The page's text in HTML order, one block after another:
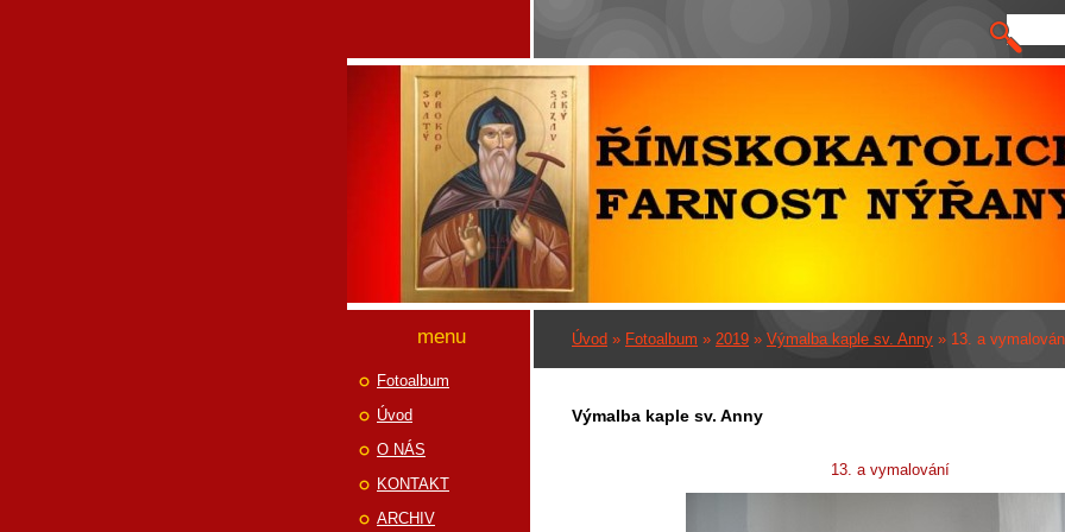
Úvod » Fotoalbum » 2019 » Výmalba kaple sv. Anny » 13. a
Výmalba kaple sv. Anny
13. a vymalování
menu
Fotoalbum
Úvod
O NÁS
KONTAKT
ARCHIV